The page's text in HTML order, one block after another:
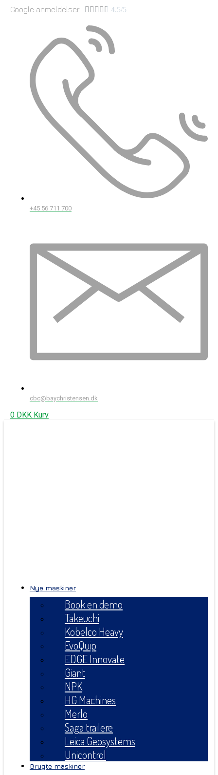
Google anmeldelser      4.5/5
+45 56 711 700
cbc@baychristensen.dk
0 DKK Kurv
Nye maskiner
Book en demo
Takeuchi
Kobelco Heavy
EvoQuip
EDGE Innovate
Giant
NPK
HG Machines
Merlo
Saga trailere
Leica Geosystems
Unicontrol
Brugte maskiner